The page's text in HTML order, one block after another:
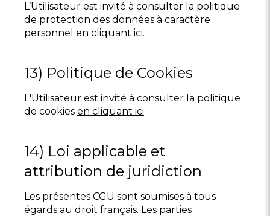
L’Utilisateur est invité à consulter la politique
de protection des données à caractère
personnel en cliquant ici.
13) Politique de Cookies
L'Utilisateur est invité à consulter la politique
de cookies en cliquant ici.
14) Loi applicable et
attribution de juridiction
Les présentes CGU sont soumises à tous
égards au droit français. Les parties